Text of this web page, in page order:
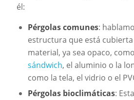
él:
Pérgolas comunes:
estructura que está
material, ya sea opaco,
sándwich, el aluminio o la
como la tela, el vidrio o el
Pérgolas bioclimáticas: